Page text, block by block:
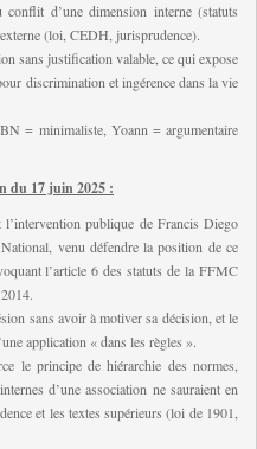
d’une dimension interne (statuts
(loi, CEDH, jurisprudence).
sans justification valable, ce qui expose
discrimination et ingérence dans la vie
= minimaliste, Yoann = argumentaire
du 17 juin 2025 :
publique de Francis Diego
venu défendre la position de ce
l’article 6 des statuts de la FFMC
sans avoir à motiver sa décision, et le
application « dans les règles ».
le principe de hiérarchie des normes,
d’une association ne sauraient en
et les textes supérieurs (loi de 1901,